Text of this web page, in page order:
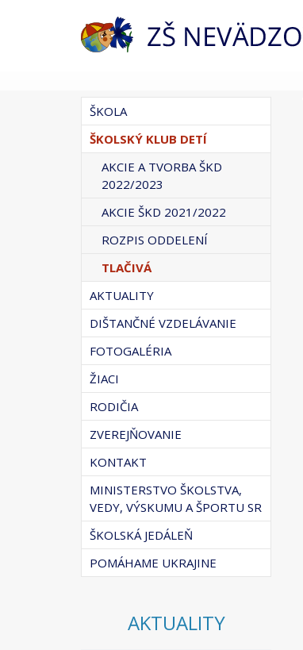
ŠKOLA
ŠKOLSKÝ KLUB DETÍ
AKCIE A TVORBA ŠKD
2022/2023
AKCIE ŠKD 2021/2022
ROZPIS ODDELENÍ
TLAČIVÁ
AKTUALITY
DIŠTANČNÉ VZDELÁVANIE
FOTOGALÉRIA
ŽIACI
RODIČIA
ZVEREJŇOVANIE
KONTAKT
MINISTERSTVO ŠKOLSTVA,
VEDY, VÝSKUMU A ŠPORTU SR
ŠKOLSKÁ JEDÁLEŇ
POMÁHAME UKRAJINE
AKTUALITY